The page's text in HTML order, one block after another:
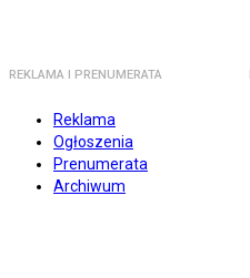
REKLAMA I PRENUMERATA
Reklama
Ogłoszenia
Prenumerata
Archiwum